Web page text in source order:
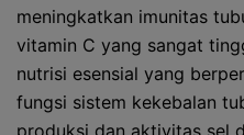
meningkatkan imunitas
vitamin C yang sangat
nutrisi esensial yang
fungsi sistem kekebalan
produksi dan aktivitas sel